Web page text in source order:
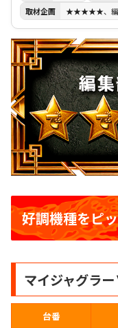
取材企画
★★★★★、編集
好調機種をピ
マイジャグラ
台番